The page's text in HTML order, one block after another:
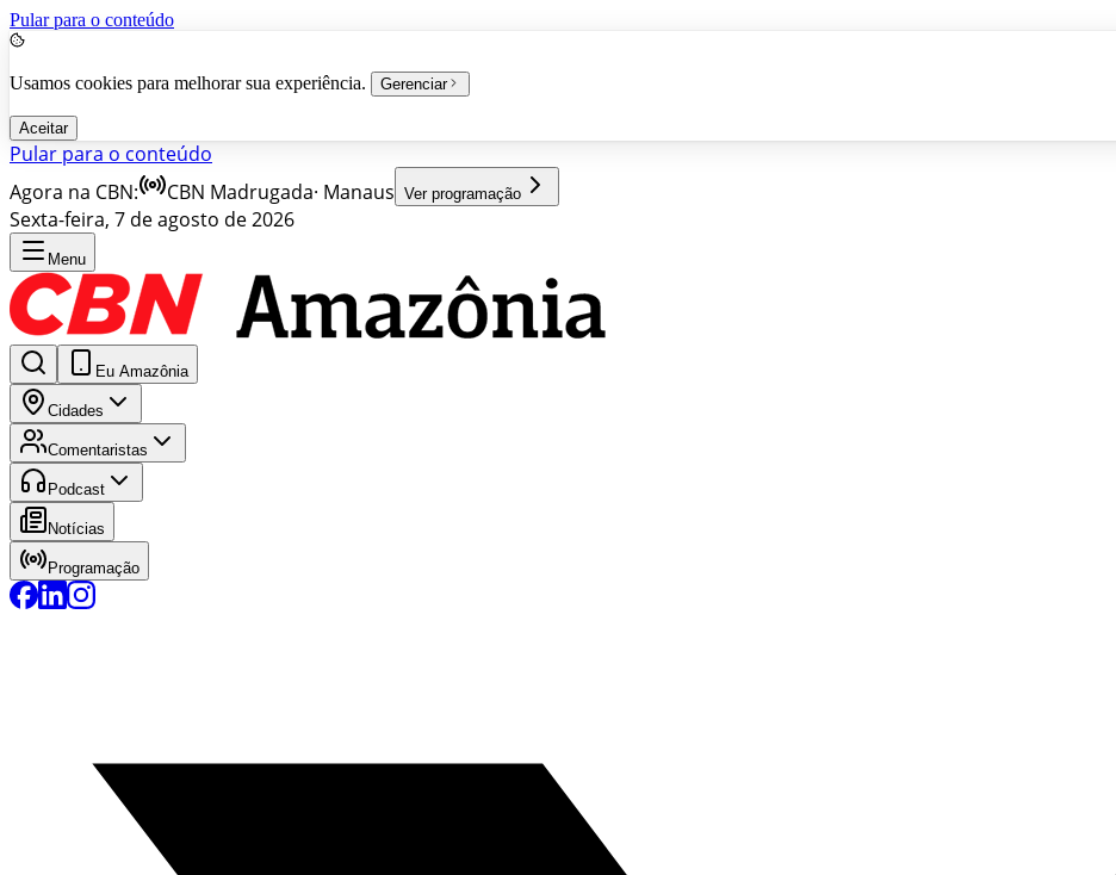
Pular para o conteúdo
Usamos cookies para melhorar sua experiência. Gerenciar
Aceitar
Pular para o conteúdo
Agora na CBN:
CBN Madrugada· Manaus Ver programação
Sexta-feira, 7 de agosto de 2026
Menu
Eu Amazônia
Cidades
Comentaristas
Podcast
Notícias
Programação